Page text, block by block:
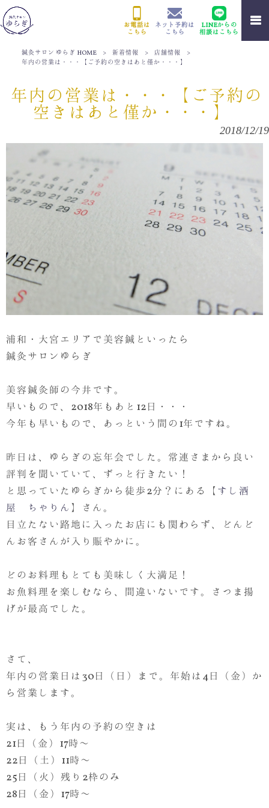
お電話は
こちら
ネット予約は
こちら
LINEからの
相談はこちら
鍼灸サロン ゆらぎ HOME > 新着情報 > 店舗情報
>
年内の営業は・・・【ご予約の空きはあと僅か・・・】
年内の営業は・・・【ご予約の
空きはあと僅か・・・】
2018/12/19
浦和・大宮エリアで美容鍼といったら
鍼灸サロンゆらぎ
美容鍼灸師の今井です。
早いもので、2018年もあと12日・・・
今年も早いもので、あっという間の1年ですね。
昨日は、ゆらぎの忘年会でした。常連さまから良い
評判を聞いていて、ずっと行きたい！
と思っていたゆらぎから徒歩2分？にある【 すし酒
屋 ちゃりん 】さん。
目立たない路地に入ったお店にも関わらず、どんど
んお客さんが入り賑やかに。
どのお料理もとても美味しく大満足！
お魚料理を楽しむなら、間違いないです。さつま揚
げが最高でした。
さて、
年内の営業日は30日（日）まで。年始は4日（金）か
ら営業します。
実は、もう年内の予約の空きは
21日（金）17時～
22日（土）11時～
25日（火）残り2枠のみ
28日（金）17時～